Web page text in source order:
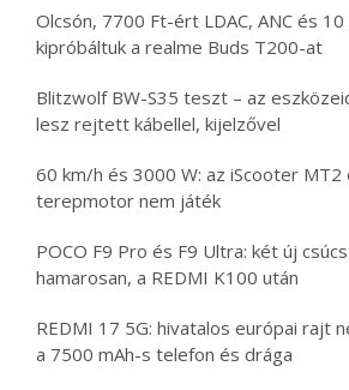
Olcsón, 7700 Ft-ért LDAC, ANC és
kipróbáltuk a realme Buds T200-at
Blitzwolf BW-S35 teszt – az
lesz rejtett kábellel, kijelzővel
60 km/h és 3000 W: az iScooter
terepmotor nem játék
POCO F9 Pro és F9 Ultra: két új
hamarosan, a REDMI K100 után
REDMI 17 5G: hivatalos európai rajt
a 7500 mAh-s telefon és drága